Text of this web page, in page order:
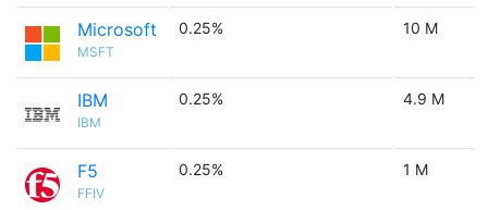
Microsoft
MSFT
0.25% 10 M
IBM
IBM
0.25% 4.9 M
F5
FFIV
0.25% 1 M